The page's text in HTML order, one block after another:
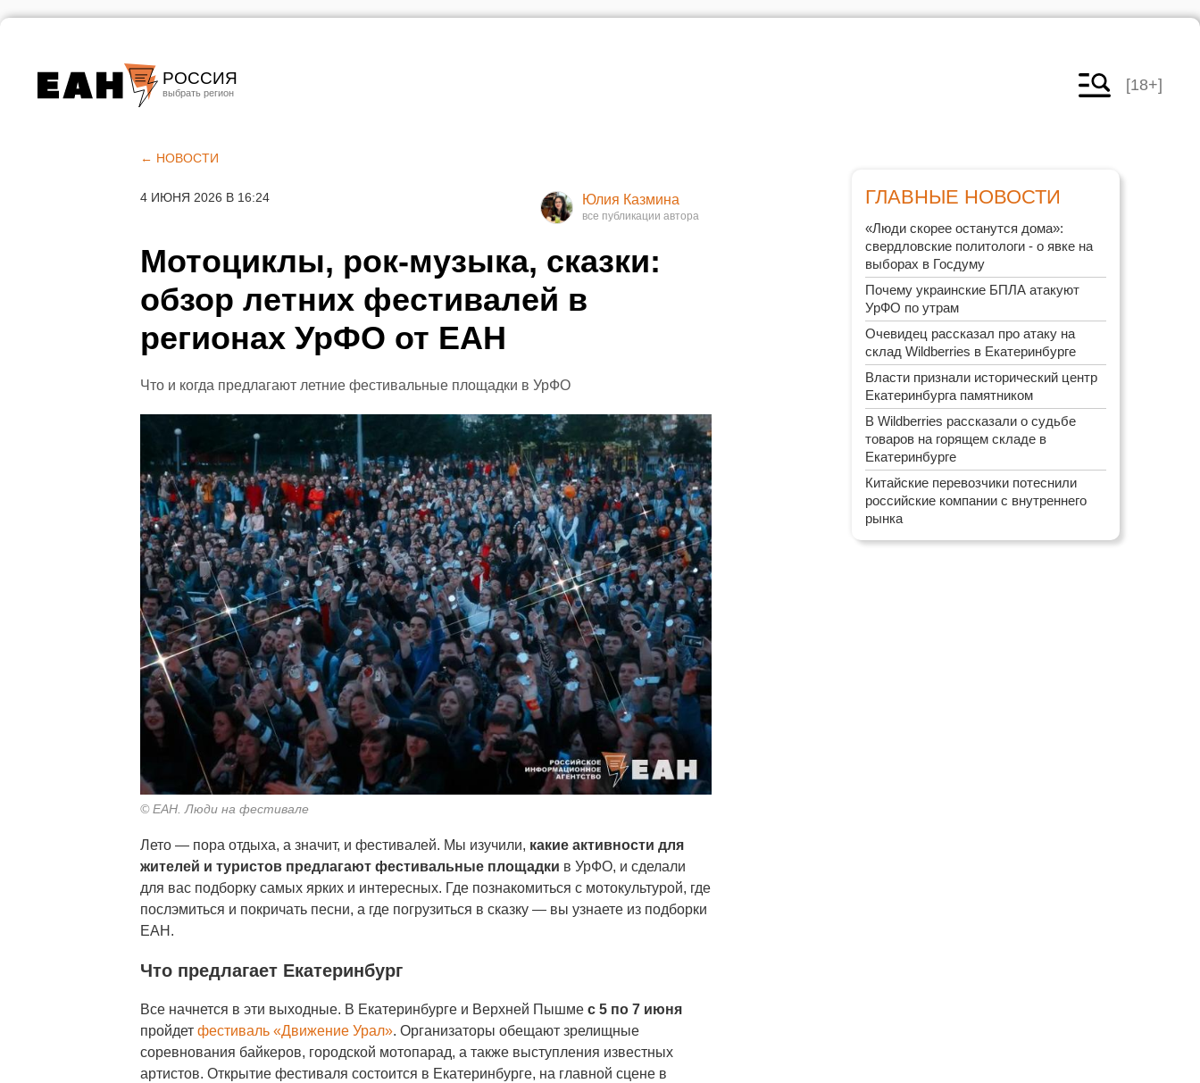
РОССИЯ
Челябинск
[18+]
← НОВОСТИ
4 ИЮНЯ 2026 В 16:24 Юлия Казмина
Мотоциклы, рок-музыка, сказки:
обзор летних фестивалей в
регионах УрФО от ЕАН
Что и когда предлагают летние фестивальные площадки в УрФО
© ЕАН. Люди на фестивале
Лето — пора отдыха, а значит, и фестивалей. Мы изучили, какие активности для
жителей и туристов предлагают фестивальные площадки в УрФО, и сделали
для вас подборку самых ярких и интересных. Где познакомиться с мотокультурой, где
послэмиться и покричать песни, а где погрузиться в сказку — вы узнаете из подборки
ЕАН.
Что предлагает Екатеринбург
Все начнется в эти выходные. В Екатеринбурге и Верхней Пышме с 5 по 7 июня
пройдет фестиваль «Движение Урал». Организаторы обещают зрелищные
соревнования байкеров, городской мотопарад, а также выступления известных
артистов. Открытие фестиваля состоится в Екатеринбурге, на главной сцене в
ГЛАВНЫЕ НОВОСТИ
«Люди скорее останутся дома»:
свердловские политологи - о явке на
выборах в Госдуму
Почему украинские БПЛА атакуют
УрФО по утрам
Очевидец рассказал про атаку на
склад Wildberries в Екатеринбурге
Власти признали исторический центр
Екатеринбурга памятником
В Wildberries рассказали о судьбе
товаров на горящем складе в
Екатеринбурге
Китайские перевозчики потеснили
российские компании с внутреннего
рынка